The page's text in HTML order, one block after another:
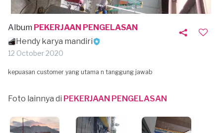
Album PEKERJAAN PENGELASAN
Hendy karya mandiri
12 October 2020
kepuasan customer yang utama n tanggung jawab
Foto lainnya di PEKERJAAN PENGELASAN